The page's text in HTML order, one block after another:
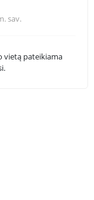
sav.
vietą pateikiama